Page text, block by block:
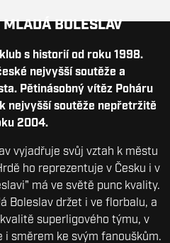
BOLESLAV
s historií od roku 1998.
nejvyšší soutěže a
Pětinásobný vítěz Poháru
nejvyšší soutěže nepřetržitě
2004.
vyjadřuje svůj vztah k městu
ho reprezentuje v Česku i v
má ve světě punc kvality.
Boleslav držet i ve florbalu, a
superligového týmu, v
i směrem ke svým fanouškům.